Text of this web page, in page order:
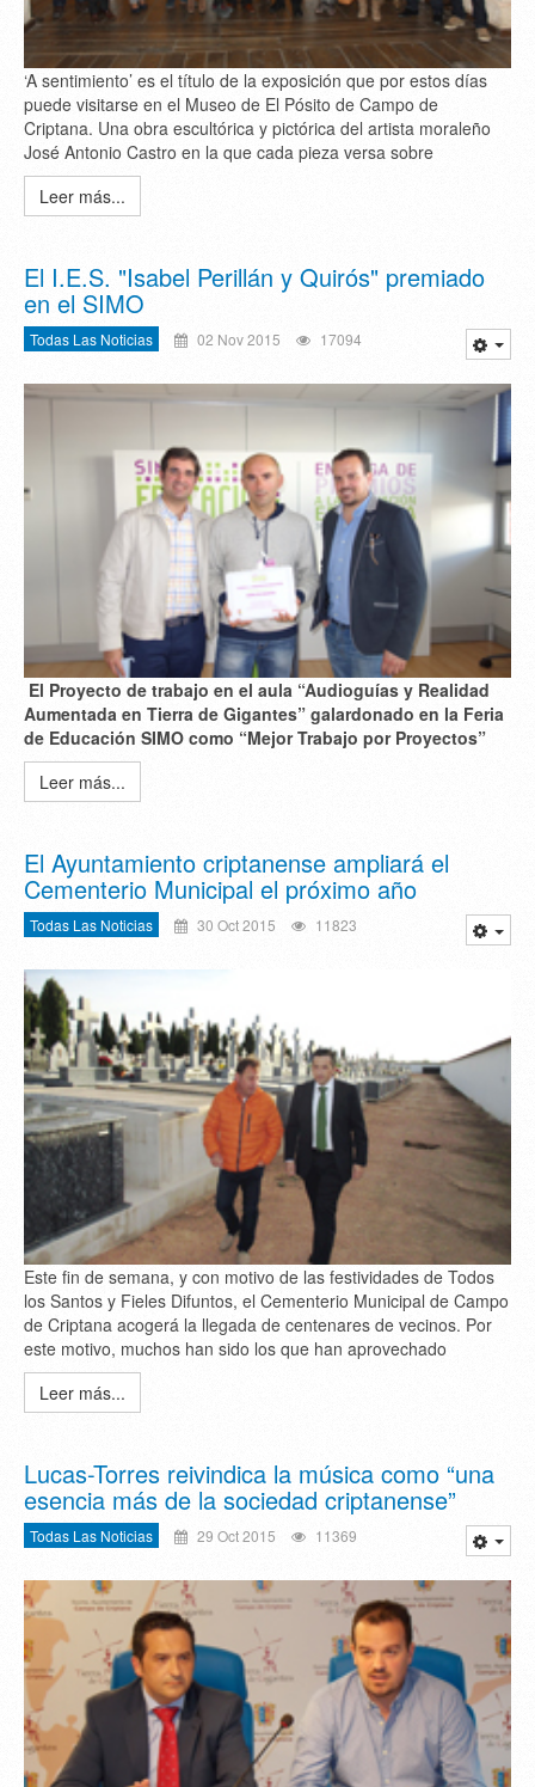
‘A sentimiento’ es el título de la exposición que por estos días
puede visitarse en el Museo de El Pósito de Campo de
Criptana. Una obra escultórica y pictórica del artista moraleño
José Antonio Castro en la que cada pieza versa sobre
Leer más...
El I.E.S. "Isabel Perillán y Quirós" premiado
en el SIMO
Todas Las Noticias 02 Nov 2015 17094
El Proyecto de trabajo en el aula “Audioguías y Realidad
Aumentada en Tierra de Gigantes” galardonado en la Feria
de Educación SIMO como “Mejor Trabajo por Proyectos”
Leer más...
El Ayuntamiento criptanense ampliará el
Cementerio Municipal el próximo año
Todas Las Noticias 30 Oct 2015 11823
Este fin de semana, y con motivo de las festividades de Todos
los Santos y Fieles Difuntos, el Cementerio Municipal de Campo
de Criptana acogerá la llegada de centenares de vecinos. Por
este motivo, muchos han sido los que han aprovechado
Leer más...
Lucas-Torres reivindica la música como “una
esencia más de la sociedad criptanense”
Todas Las Noticias 29 Oct 2015 11369